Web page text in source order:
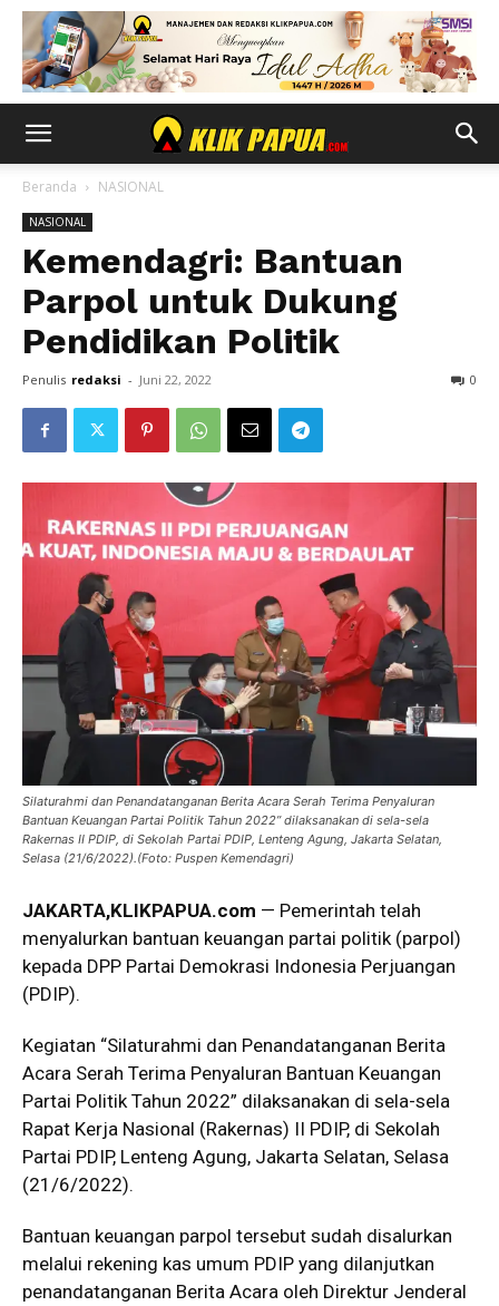
Beranda NASIONAL
NASIONAL
Kemendagri: Bantuan
Parpol untuk Dukung
Pendidikan Politik
Penulis redaksi - Juni 22, 2022 0
Silaturahmi dan Penandatanganan Berita Acara Serah Terima Penyaluran
Bantuan Keuangan Partai Politik Tahun 2022” dilaksanakan di sela-sela
Rakernas II PDIP, di Sekolah Partai PDIP, Lenteng Agung, Jakarta Selatan,
Selasa (21/6/2022).(Foto: Puspen Kemendagri)
JAKARTA,KLIKPAPUA.com — Pemerintah telah
menyalurkan bantuan keuangan partai politik (parpol)
kepada DPP Partai Demokrasi Indonesia Perjuangan
(PDIP).
Kegiatan “Silaturahmi dan Penandatanganan Berita
Acara Serah Terima Penyaluran Bantuan Keuangan
Partai Politik Tahun 2022” dilaksanakan di sela-sela
Rapat Kerja Nasional (Rakernas) II PDIP, di Sekolah
Partai PDIP, Lenteng Agung, Jakarta Selatan, Selasa
(21/6/2022).
Bantuan keuangan parpol tersebut sudah disalurkan
melalui rekening kas umum PDIP yang dilanjutkan
penandatanganan Berita Acara oleh Direktur Jenderal